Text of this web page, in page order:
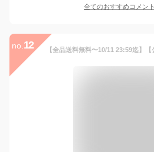
全てのおすすめコメント
no. 12